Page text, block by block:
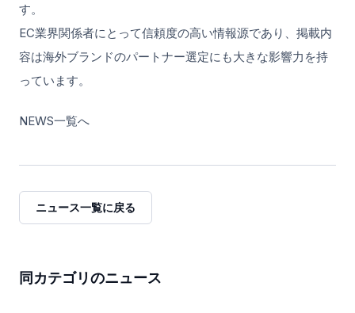
す。
EC業界関係者にとって信頼度の高い情報源であり、掲載内
容は海外ブランドのパートナー選定にも大きな影響力を持
っています。
NEWS一覧へ
ニュース一覧に戻る
同カテゴリのニュース